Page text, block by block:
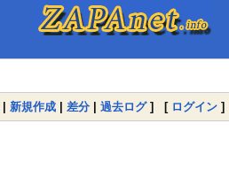
| 新規作成 | 差分 | 過去ログ] [ ログイン ]